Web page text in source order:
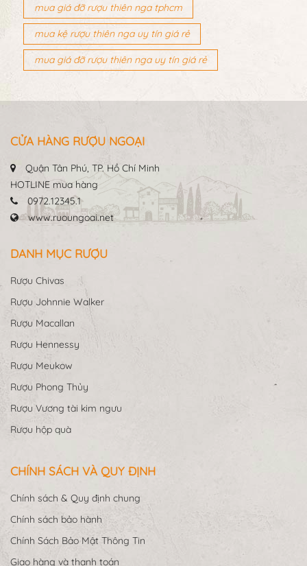
mua giá đỡ rượu thiên nga tphcm
mua kệ rượu thiên nga uy tín giá rẻ
mua giá đỡ rượu thiên nga uy tín giá rẻ
CỬA HÀNG RƯỢU NGOẠI
Quận Tân Phú, TP. Hồ Chí Minh
HOTLINE mua hàng
0972.12345.1
www.ruoungoai.net
DANH MỤC RƯỢU
Rượu Chivas
Rượu Johnnie Walker
Rượu Macallan
Rượu Hennessy
Rượu Meukow
Rượu Phong Thủy
Rượu Vương tài kim ngưu
Rượu hộp quà
CHÍNH SÁCH VÀ QUY ĐỊNH
Chính sách & Quy định chung
Chính sách bảo hành
Chính Sách Bảo Mật Thông Tin
Giao hàng và thanh toán